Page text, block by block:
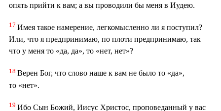
опять прийти к вам; а вы проводили бы меня в Иудею.
17 Имея такое намерение, легкомысленно ли я поступил?
Или, что я предпринимаю, по плоти предпринимаю, так
что у меня то «да, да», то «нет, нет»?
18 Верен Бог, что слово наше к вам не было то «да»,
то «нет».
19 Ибо Сын Божий, Иисус Христос, проповеданный у вас